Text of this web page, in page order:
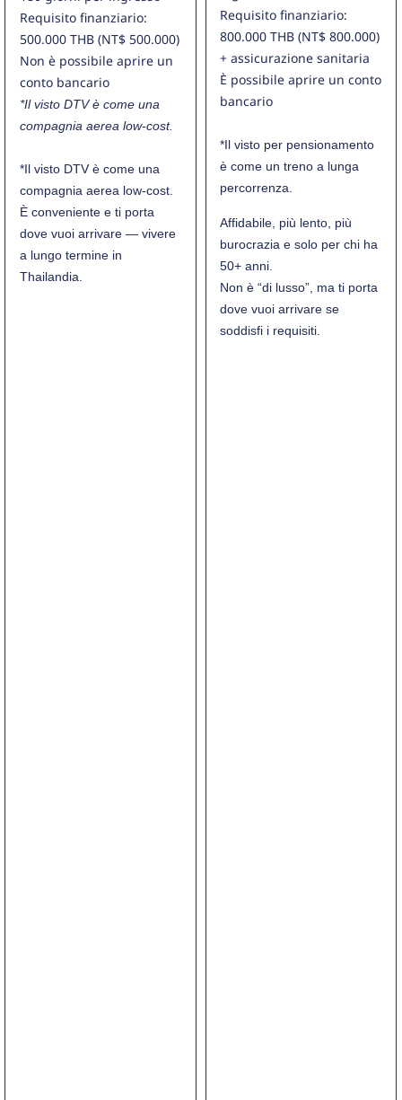
Requisito finanziario:
500.000 THB (NT$ 500.000)
Non è possibile aprire un
conto bancario
*Il visto DTV è come una
compagnia aerea low-cost.
*Il visto DTV è come una
compagnia aerea low-cost.
È conveniente e ti porta
dove vuoi arrivare — vivere
a lungo termine in
Thailandia.
Requisito finanziario:
800.000 THB (NT$ 800.000)
+ assicurazione sanitaria
È possibile aprire un conto
bancario
*Il visto per pensionamento
è come un treno a lunga
percorrenza.
Affidabile, più lento, più
burocrazia e solo per chi ha
50+ anni.
Non è “di lusso”, ma ti porta
dove vuoi arrivare se
soddisfi i requisiti.